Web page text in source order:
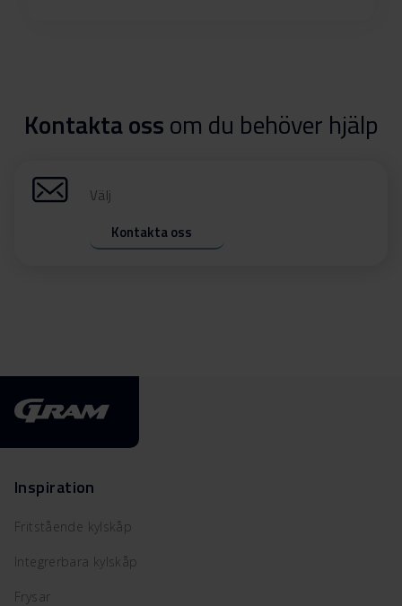
Kontakta ossom du behöver hjälp
Välj
Kontakta oss
Inspiration
Fritstående kylskåp
Integrerbara kylskåp
Frysar